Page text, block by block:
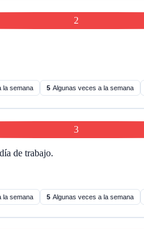
2
la semana 5 Algunas veces a la semana
3
de trabajo.
la semana 5 Algunas veces a la semana